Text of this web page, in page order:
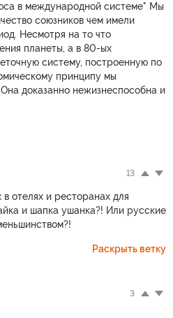
в международной системе" Мы
союзников чем имели
Несмотря на то что
планеты, а в 80-ых
систему, построенную по
принципу мы
доказанно нежизнеспособна и
13
отелях и ресторанах для
и шапка ушанка?! Или русские
Раскрыть ветку
3